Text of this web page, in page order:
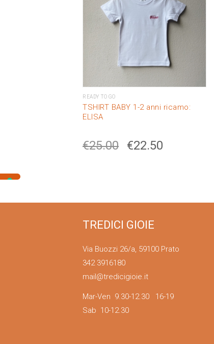
READY TO GO
TSHIRT BABY 1-2 anni ricamo:
ELISA
€25.00 €22.50
TREDICI GIOIE
Via Buozzi 26/a, 59100 Prato
342 3916180
mail@tredicigioie.it
Mar-Ven 9.30-12.30 16-19
Sab 10-12.30